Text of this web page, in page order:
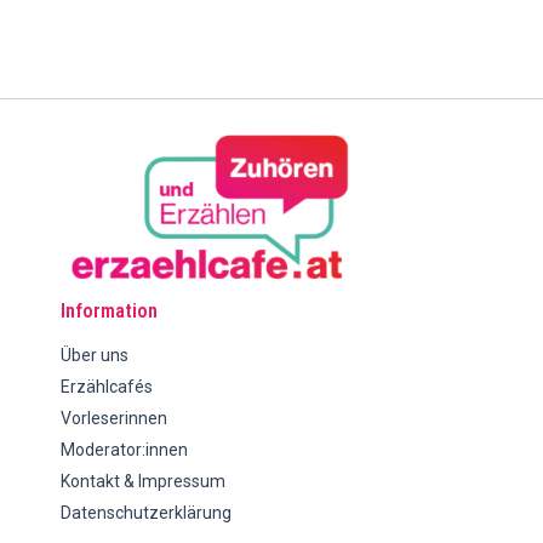
Information
Über uns
Erzählcafés
Vorleserinnen
Moderator:innen
Kontakt & Impressum
Datenschutzerklärung